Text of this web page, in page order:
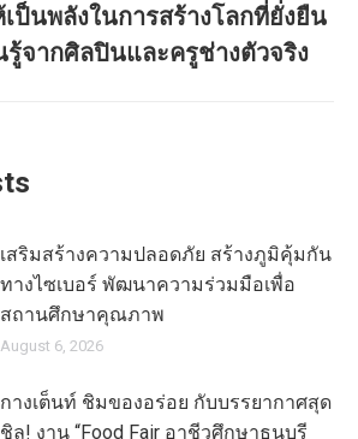
เป็นพลังในการสร้างโลกที่ยั่งยืน
รู้จากศิลปินและครูช่างตัวจริง
เสริมสร้างความปลอดภัย สร้างภูมิคุ้มกัน
ทางไซเบอร์ พัฒนาความร่วมมือเพื่อ
สถานศึกษาคุณภาพ
August 6, 2026
กางเต็นท์ ชิมของอร่อย กับบรรยากาศสุด
ชิล! งาน “Food Fair อาชีวศึกษาธนบุรี